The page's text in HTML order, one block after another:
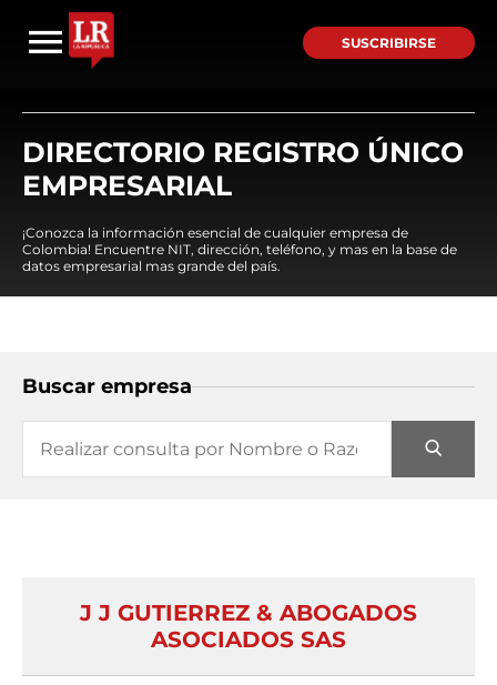
SUSCRIBIRSE
DIRECTORIO REGISTRO ÚNICO
EMPRESARIAL
¡Conozca la información esencial de cualquier empresa de
Colombia! Encuentre NIT, dirección, teléfono, y mas en la base de
datos empresarial mas grande del país.
Buscar empresa
J J GUTIERREZ & ABOGADOS
ASOCIADOS SAS